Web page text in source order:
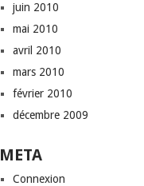
juin 2010
mai 2010
avril 2010
mars 2010
février 2010
décembre 2009
META
Connexion